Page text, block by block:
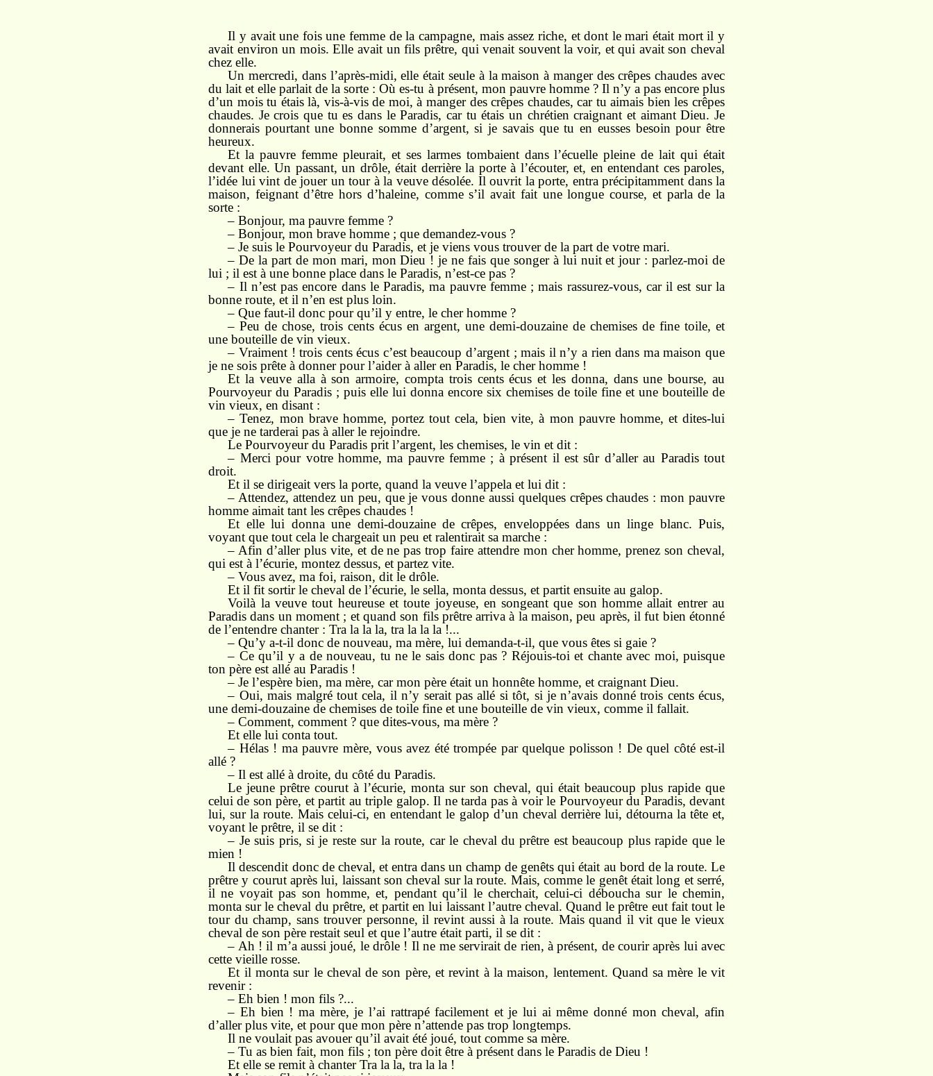
Il y avait une fois une femme de la campagne, mais assez riche, et dont le mari était mort il y
avait environ un mois. Elle avait un fils prêtre, qui venait souvent la voir, et qui avait son cheval
chez elle.
Un mercredi, dans l’après-midi, elle était seule à la maison à manger des crêpes chaudes avec
du lait et elle parlait de la sorte : Où es-tu à présent, mon pauvre homme ? Il n’y a pas encore plus
d’un mois tu étais là, vis-à-vis de moi, à manger des crêpes chaudes, car tu aimais bien les crêpes
chaudes. Je crois que tu es dans le Paradis, car tu étais un chrétien craignant et aimant Dieu. Je
donnerais pourtant une bonne somme d’argent, si je savais que tu en eusses besoin pour être
heureux.
Et la pauvre femme pleurait, et ses larmes tombaient dans l’écuelle pleine de lait qui était
devant elle. Un passant, un drôle, était derrière la porte à l’écouter, et, en entendant ces paroles,
l’idée lui vint de jouer un tour à la veuve désolée. Il ouvrit la porte, entra précipitamment dans la
maison, feignant d’être hors d’haleine, comme s’il avait fait une longue course, et parla de la
sorte :
– Bonjour, ma pauvre femme ?
– Bonjour, mon brave homme ; que demandez-vous ?
– Je suis le Pourvoyeur du Paradis, et je viens vous trouver de la part de votre mari.
– De la part de mon mari, mon Dieu ! je ne fais que songer à lui nuit et jour : parlez-moi de
lui ; il est à une bonne place dans le Paradis, n’est-ce pas ?
– Il n’est pas encore dans le Paradis, ma pauvre femme ; mais rassurez-vous, car il est sur la
bonne route, et il n’en est plus loin.
– Que faut-il donc pour qu’il y entre, le cher homme ?
– Peu de chose, trois cents écus en argent, une demi-douzaine de chemises de fine toile, et
une bouteille de vin vieux.
– Vraiment ! trois cents écus c’est beaucoup d’argent ; mais il n’y a rien dans ma maison que
je ne sois prête à donner pour l’aider à aller en Paradis, le cher homme !
Et la veuve alla à son armoire, compta trois cents écus et les donna, dans une bourse, au
Pourvoyeur du Paradis ; puis elle lui donna encore six chemises de toile fine et une bouteille de
vin vieux, en disant :
– Tenez, mon brave homme, portez tout cela, bien vite, à mon pauvre homme, et dites-lui
que je ne tarderai pas à aller le rejoindre.
Le Pourvoyeur du Paradis prit l’argent, les chemises, le vin et dit :
– Merci pour votre homme, ma pauvre femme ; à présent il est sûr d’aller au Paradis tout
droit.
Et il se dirigeait vers la porte, quand la veuve l’appela et lui dit :
– Attendez, attendez un peu, que je vous donne aussi quelques crêpes chaudes : mon pauvre
homme aimait tant les crêpes chaudes !
Et elle lui donna une demi-douzaine de crêpes, enveloppées dans un linge blanc. Puis,
voyant que tout cela le chargeait un peu et ralentirait sa marche :
– Afin d’aller plus vite, et de ne pas trop faire attendre mon cher homme, prenez son cheval,
qui est à l’écurie, montez dessus, et partez vite.
– Vous avez, ma foi, raison, dit le drôle.
Et il fit sortir le cheval de l’écurie, le sella, monta dessus, et partit ensuite au galop.
Voilà la veuve tout heureuse et toute joyeuse, en songeant que son homme allait entrer au
Paradis dans un moment ; et quand son fils prêtre arriva à la maison, peu après, il fut bien étonné
de l’entendre chanter : Tra la la la, tra la la la !...
– Qu’y a-t-il donc de nouveau, ma mère, lui demanda-t-il, que vous êtes si gaie ?
– Ce qu’il y a de nouveau, tu ne le sais donc pas ? Réjouis-toi et chante avec moi, puisque
ton père est allé au Paradis !
– Je l’espère bien, ma mère, car mon père était un honnête homme, et craignant Dieu.
– Oui, mais malgré tout cela, il n’y serait pas allé si tôt, si je n’avais donné trois cents écus,
une demi-douzaine de chemises de toile fine et une bouteille de vin vieux, comme il fallait.
– Comment, comment ? que dites-vous, ma mère ?
Et elle lui conta tout.
– Hélas ! ma pauvre mère, vous avez été trompée par quelque polisson ! De quel côté est-il
allé ?
– Il est allé à droite, du côté du Paradis.
Le jeune prêtre courut à l’écurie, monta sur son cheval, qui était beaucoup plus rapide que
celui de son père, et partit au triple galop. Il ne tarda pas à voir le Pourvoyeur du Paradis, devant
lui, sur la route. Mais celui-ci, en entendant le galop d’un cheval derrière lui, détourna la tête et,
voyant le prêtre, il se dit :
– Je suis pris, si je reste sur la route, car le cheval du prêtre est beaucoup plus rapide que le
mien !
Il descendit donc de cheval, et entra dans un champ de genêts qui était au bord de la route. Le
prêtre y courut après lui, laissant son cheval sur la route. Mais, comme le genêt était long et serré,
il ne voyait pas son homme, et, pendant qu’il le cherchait, celui-ci déboucha sur le chemin,
monta sur le cheval du prêtre, et partit en lui laissant l’autre cheval. Quand le prêtre eut fait tout le
tour du champ, sans trouver personne, il revint aussi à la route. Mais quand il vit que le vieux
cheval de son père restait seul et que l’autre était parti, il se dit :
– Ah ! il m’a aussi joué, le drôle ! Il ne me servirait de rien, à présent, de courir après lui avec
cette vieille rosse.
Et il monta sur le cheval de son père, et revint à la maison, lentement. Quand sa mère le vit
revenir :
– Eh bien ! mon fils ?...
– Eh bien ! ma mère, je l’ai rattrapé facilement et je lui ai même donné mon cheval, afin
d’aller plus vite, et pour que mon père n’attende pas trop longtemps.
Il ne voulait pas avouer qu’il avait été joué, tout comme sa mère.
– Tu as bien fait, mon fils ; ton père doit être à présent dans le Paradis de Dieu !
Et elle se remit à chanter Tra la la, tra la la !